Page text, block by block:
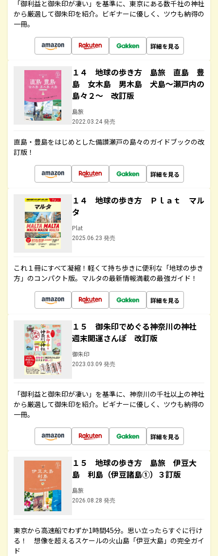
「御利益と御朱印が凄い」を基準に、東京にある数千社の神社
から厳選して御朱印を紹介。ビギナーに優しく、ツウも納得の
一冊。
詳細を見る
１４ 地球の歩き方 島旅 直島 豊
島 女木島 男木島 犬島～瀬戸内の
島々２～ 改訂版
島旅
2022.03.24 発売
直島・豊島をはじめとした備讃瀬戸の島々のガイドブックの改
訂版！
詳細を見る
１４ 地球の歩き方 Ｐｌａｔ マル
タ
Plat
2025.06.23 発売
これ１冊にすべて凝縮！軽くて持ち歩きに便利な「地球の歩き
方」のコンパクト版。マルタの最新情報満載の最強ガイド！
詳細を見る
１５ 御朱印でめぐる神奈川の神社
週末開運さんぽ 改訂版
御朱印
2023.03.09 発売
「御利益と御朱印が凄い」を基準に、神奈川の千社以上の神社
から厳選して御朱印を紹介。ビギナーに優しく、ツウも納得の
一冊。
詳細を見る
１５ 地球の歩き方 島旅 伊豆大
島 利島（伊豆諸島①）３訂版
島旅
2026.08.28 発売
東京から高速船でわずか1時間45分。思い立ったらすぐに行け
る！ 想像を超えるスケールの火山島「伊豆大島」の完全ガイ
ド